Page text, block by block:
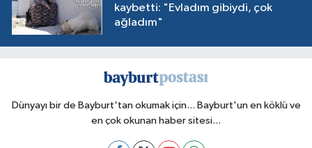
kaybetti: "Evladım gibiydi, çok
ağladım"
Dünyayı bir de Bayburt'tan okumak için... Bayburt'un en köklü ve
en çok okunan haber sitesi...